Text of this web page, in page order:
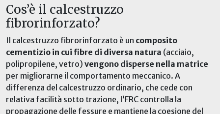
Cos’è il calcestruzzo
fibrorinforzato?
Il calcestruzzo fibrorinforzato è un composito
cementizio in cui fibre di diversa natura (acciaio,
polipropilene, vetro) vengono disperse nella matrice
per migliorarne il comportamento meccanico. A
differenza del calcestruzzo ordinario, che cede con
relativa facilità sotto trazione, l’FRC controlla la
propagazione delle fessure e mantiene la coesione del